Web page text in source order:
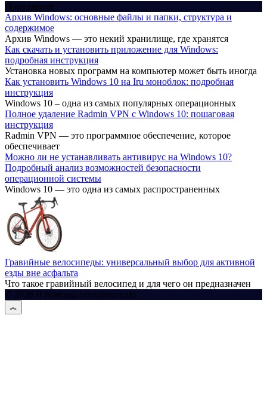
Популярное
Архив Windows: основные файлы и папки, структура и
содержимое
Архив Windows — это некий хранилище, где хранятся
Как скачать и установить приложение для Windows:
подробная инструкция
Установка новых программ на компьютер может быть иногда
Как установить Windows 10 на Iru моноблок: подробная
инструкция
Windows 10 – одна из самых популярных операционных
Полное удаление Radmin VPN с Windows 10: пошаговая
инструкция
Radmin VPN — это программное обеспечение, которое
обеспечивает
Можно ли не устанавливать антивирус на Windows 10?
Подробный анализ возможностей безопасности
операционной системы
Windows 10 — это одна из самых распространенных
Гравийные велосипеды: универсальный выбор для активной
езды вне асфальта
Что такое гравийный велосипед и для чего он предназначен
© 2026 В помощь пользователю